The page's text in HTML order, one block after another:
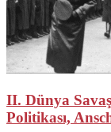
II. Dünya
Politikası,